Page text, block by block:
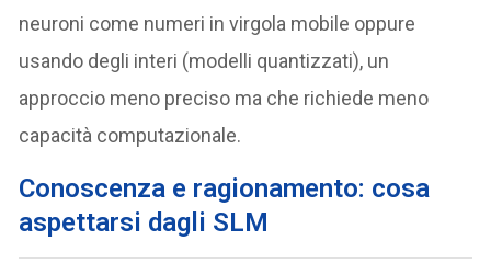
neuroni come numeri in virgola mobile oppure
usando degli interi (modelli quantizzati), un
approccio meno preciso ma che richiede meno
capacità computazionale.
Conoscenza e ragionamento: cosa
aspettarsi dagli SLM